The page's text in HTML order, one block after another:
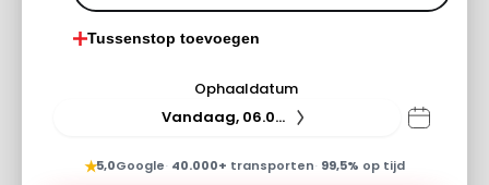
Tussenstop toevoegen
Ophaaldatum
Vandaag, 06.08.26
★5,0Google· 40.000+ transporten· 99,5% op tijd